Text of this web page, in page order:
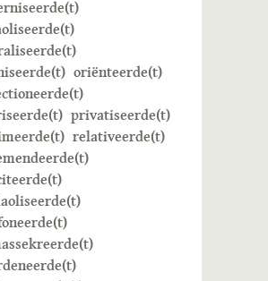
oriënteerde(t)
privatiseerde(t)
relativeerde(t)